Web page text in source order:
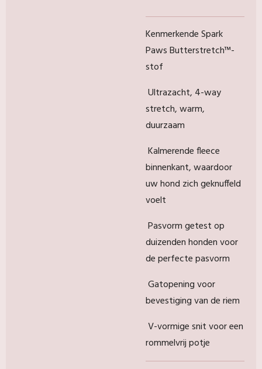
Kenmerkende Spark
Paws Butterstretch™️-
stof
Ultrazacht, 4-way
stretch, warm,
duurzaam
Kalmerende fleece
binnenkant, waardoor
uw hond zich geknuffeld
voelt
Pasvorm getest op
duizenden honden voor
de perfecte pasvorm
Gatopening voor
bevestiging van de riem
V-vormige snit voor een
rommelvrij potje